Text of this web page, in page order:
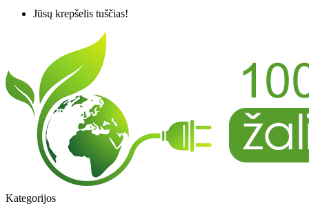
Jūsų krepšelis tuščias!
Kategorijos